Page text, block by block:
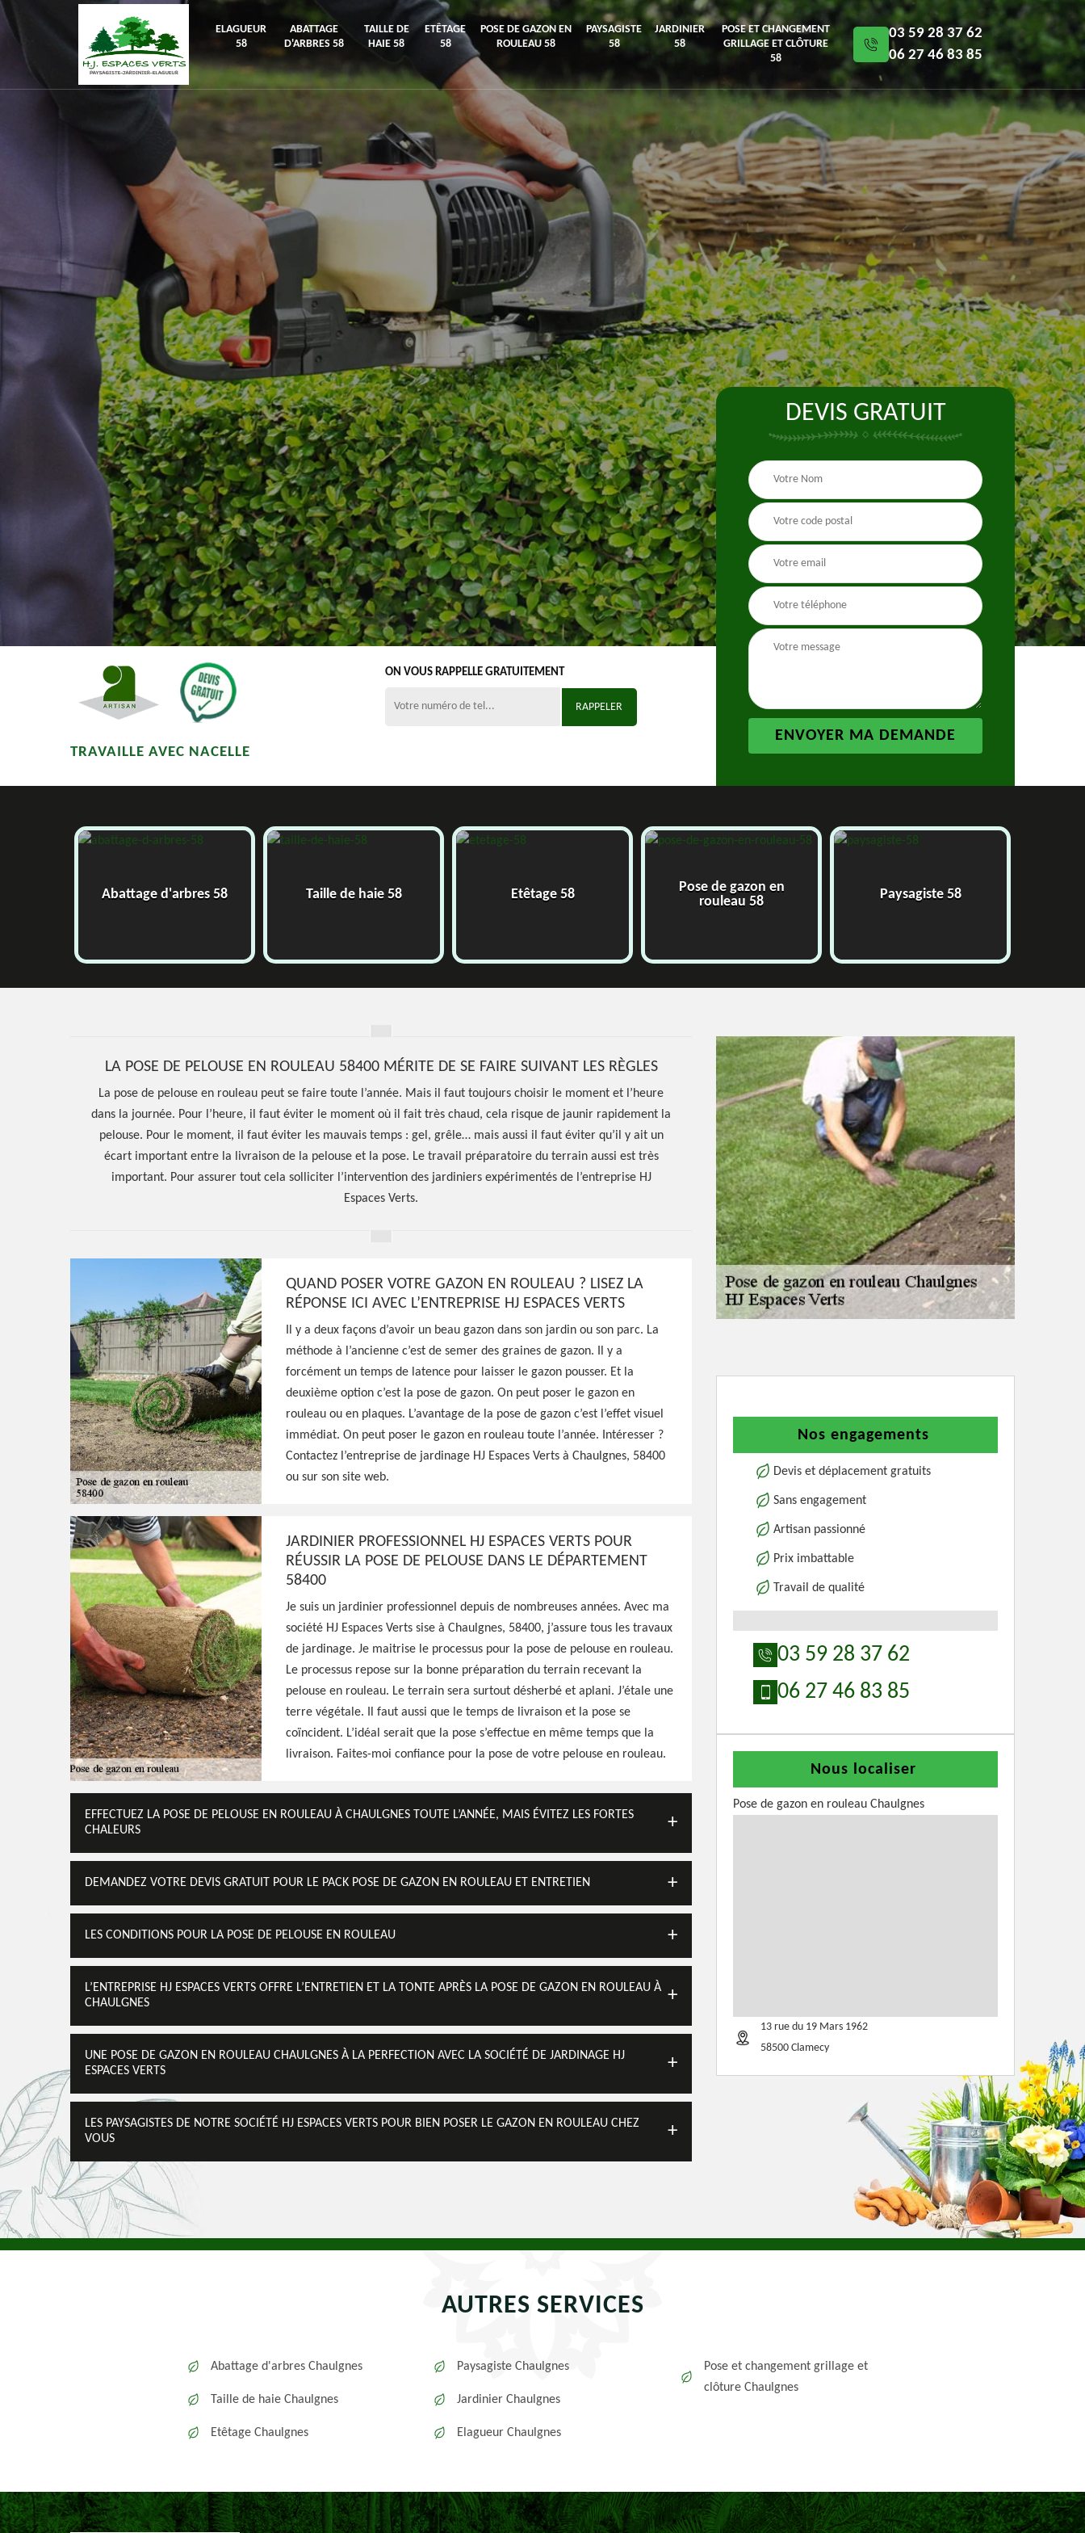
ELAGUEUR
58
ABATTAGE
D'ARBRES 58
TAILLE DE
HAIE 58
ETÊTAGE
58
POSE DE GAZON EN
ROULEAU 58
PAYSAGISTE
58
JARDINIER
58
POSE ET CHANGEMENT
GRILLAGE ET CLÔTURE
58
03 59 28 37 62
06 27 46 83 85
Hoerter Joseph Elagage 58
Entreprise pose de gazon
en rouleau Chaulgnes
58400
Excellent jardinier à Chaulgnes 58400, HJ Espaces Verts peut
intervenir à tout moment et se déplacer gratuitement chez vous pour
s'occuper de la pose de gazon en rouleau, fournit un travail de
qualité
Voir Nos Realisations Contactez-Nous!
TRAVAILLE AVEC NACELLE
ON VOUS RAPPELLE GRATUITEMENT
DEVIS GRATUIT
Taille de haie 58 Etêtage 58
Pose de gazon en
rouleau 58
Paysagiste 58 Jardinier 58
LA POSE DE PELOUSE EN ROULEAU 58400 MÉRITE DE SE FAIRE SUIVANT LES RÈGLES
La pose de pelouse en rouleau peut se faire toute l’année. Mais il faut toujours choisir le moment et l’heure
dans la journée. Pour l’heure, il faut éviter le moment où il fait très chaud, cela risque de jaunir rapidement la
pelouse. Pour le moment, il faut éviter les mauvais temps : gel, grêle… mais aussi il faut éviter qu’il y ait un
écart important entre la livraison de la pelouse et la pose. Le travail préparatoire du terrain aussi est très
important. Pour assurer tout cela solliciter l’intervention des jardiniers expérimentés de l’entreprise HJ
Espaces Verts.
QUAND POSER VOTRE GAZON EN ROULEAU ? LISEZ LA
RÉPONSE ICI AVEC L’ENTREPRISE HJ ESPACES VERTS
Il y a deux façons d’avoir un beau gazon dans son jardin ou son parc. La
méthode à l’ancienne c’est de semer des graines de gazon. Il y a
forcément un temps de latence pour laisser le gazon pousser. Et la
deuxième option c’est la pose de gazon. On peut poser le gazon en
rouleau ou en plaques. L’avantage de la pose de gazon c’est l’effet visuel
immédiat. On peut poser le gazon en rouleau toute l’année. Intéresser ?
Contactez l’entreprise de jardinage HJ Espaces Verts à Chaulgnes, 58400
ou sur son site web.
JARDINIER PROFESSIONNEL HJ ESPACES VERTS POUR
RÉUSSIR LA POSE DE PELOUSE DANS LE DÉPARTEMENT
58400
Je suis un jardinier professionnel depuis de nombreuses années. Avec ma
société HJ Espaces Verts sise à Chaulgnes, 58400, j’assure tous les travaux
de jardinage. Je maitrise le processus pour la pose de pelouse en rouleau.
Le processus repose sur la bonne préparation du terrain recevant la
pelouse en rouleau. Le terrain sera surtout désherbé et aplani. J’étale une
terre végétale. Il faut aussi que le temps de livraison et la pose se
coïncident. L’idéal serait que la pose s’effectue en même temps que la
livraison. Faites-moi confiance pour la pose de votre pelouse en rouleau.
EFFECTUEZ LA POSE DE PELOUSE EN ROULEAU À CHAULGNES TOUTE L’ANNÉE, MAIS ÉVITEZ LES FORTES
CHALEURS
DEMANDEZ VOTRE DEVIS GRATUIT POUR LE PACK POSE DE GAZON EN ROULEAU ET ENTRETIEN
LES CONDITIONS POUR LA POSE DE PELOUSE EN ROULEAU
L’ENTREPRISE HJ ESPACES VERTS OFFRE L’ENTRETIEN ET LA TONTE APRÈS LA POSE DE GAZON EN ROULEAU À
CHAULGNES
UNE POSE DE GAZON EN ROULEAU CHAULGNES À LA PERFECTION AVEC LA SOCIÉTÉ DE JARDINAGE HJ
ESPACES VERTS
LES PAYSAGISTES DE NOTRE SOCIÉTÉ HJ ESPACES VERTS POUR BIEN POSER LE GAZON EN ROULEAU CHEZ
VOUS
Nos engagements
Devis et déplacement gratuits
Sans engagement
Artisan passionné
Prix imbattable
Travail de qualité
03 59 28 37 62
06 27 46 83 85
Nous localiser
Pose de gazon en rouleau Chaulgnes
13 rue du 19 Mars 1962
58500 Clamecy
AUTRES SERVICES
Abattage d'arbres Chaulgnes
Taille de haie Chaulgnes
Etêtage Chaulgnes
Paysagiste Chaulgnes
Jardinier Chaulgnes
Elagueur Chaulgnes
Pose et changement grillage et
clôture Chaulgnes